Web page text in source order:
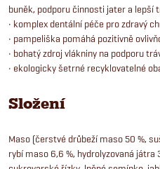
buněk, podporu činnosti jater a lepší
• komplex dentální péče pro zdravý
• pampeliška pomáhá pozitivně
• bohatý zdroj vlákniny na podporu
• ekologicky šetrné recyklovatelné
Složení
Maso (čerstvé drůbeží maso 50 %,
rybí maso 6,6 %, hydrolyzovaná játra